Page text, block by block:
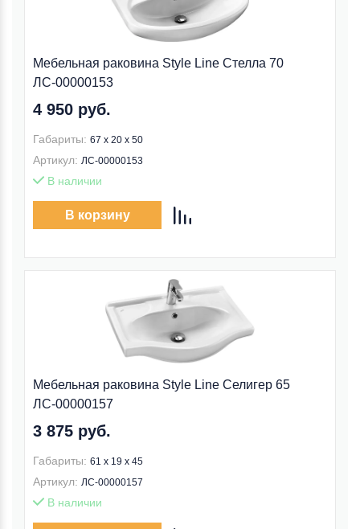
Мебельная раковина Style Line Стелла 70
ЛС-00000153
4 950 руб.
Габариты: 67 x 20 x 50
Артикул: ЛС-00000153
В наличии
В корзину
Мебельная раковина Style Line Селигер 65
ЛС-00000157
3 875 руб.
Габариты: 61 x 19 x 45
Артикул: ЛС-00000157
В наличии